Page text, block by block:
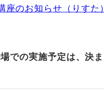
座のお知らせ（りす
での実施予定は、決ま